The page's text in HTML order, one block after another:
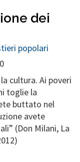
dei
popolari
cultura. Ai poveri
toglie la
buttato nel
avete
(Don Milani, La